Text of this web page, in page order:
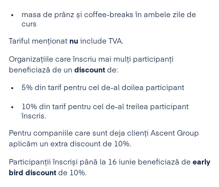
masa de prânz și coffee-breaks în ambele zile de
curs
Tariful menţionat nu include TVA.
Organizaţiile care înscriu mai mulţi participanţi
beneficiază de un discount de:
5% din tarif pentru cel de-al doilea participant
10% din tarif pentru cel de-al treilea participant
înscris.
Pentru companiile care sunt deja clienți Ascent Group
aplicăm un extra discount de 10%.
Participanții înscriși până la 16 iunie beneficiază de early
bird discount de 10%.